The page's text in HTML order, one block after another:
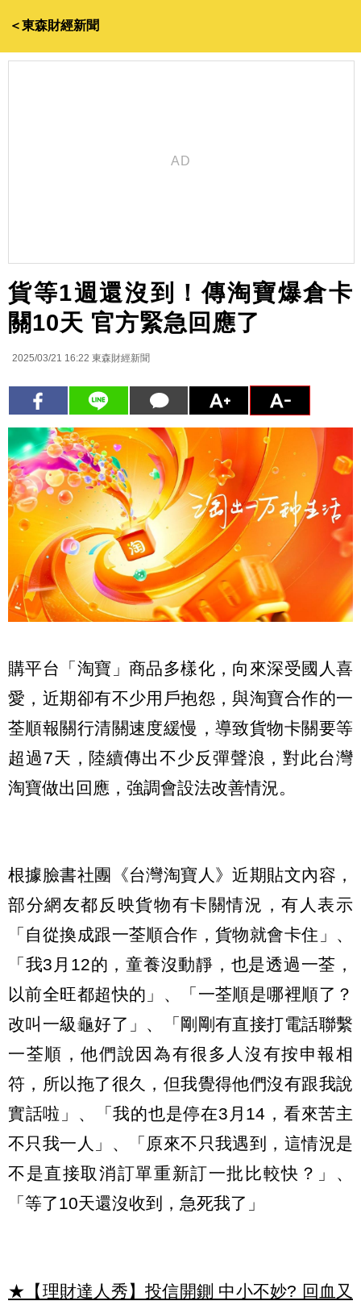
＜東森財經新聞
貨等1週還沒到！傳淘寶爆倉卡
關10天 官方緊急回應了
2025/03/21 16:22 東森財經新聞
購平台「淘寶」商品多樣化，向來深受國人喜
愛，近期卻有不少用戶抱怨，與淘寶合作的一
荃順報關行清關速度緩慢，導致貨物卡關要等
超過7天，陸續傳出不少反彈聲浪，對此台灣
淘寶做出回應，強調會設法改善情況。
根據臉書社團《台灣淘寶人》近期貼文內容，
部分網友都反映貨物有卡關情況，有人表示
「自從換成跟一荃順合作，貨物就會卡住」、
「我3月12的，童養沒動靜，也是透過一荃，
以前全旺都超快的」、「一荃順是哪裡順了？
改叫一級龜好了」、「剛剛有直接打電話聯繫
一荃順，他們說因為有很多人沒有按申報相
符，所以拖了很久，但我覺得他們沒有跟我說
實話啦」、「我的也是停在3月14，看來苦主
不只我一人」、「原來不只我遇到，這情況是
不是直接取消訂單重新訂一批比較快？」、
「等了10天還沒收到，急死我了」
★【理財達人秀】投信開鍘 中小不妙? 回血又